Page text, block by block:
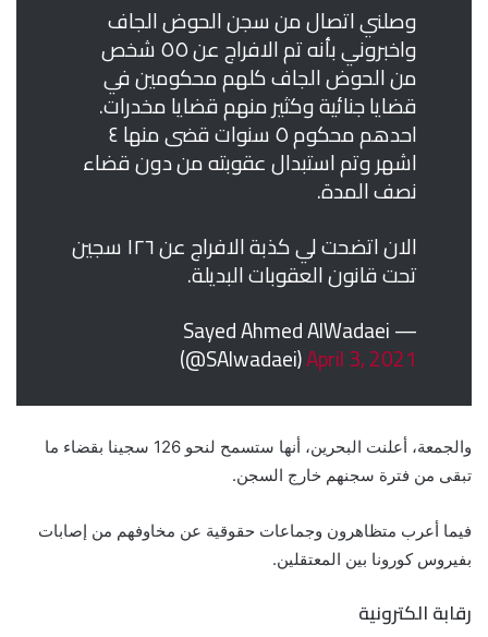
وصلني اتصال من سجن الحوض الجاف
واخبروني بأنه تم الافراج عن ٥٥ شخص
من الحوض الجاف كلهم محكومين في
قضايا جنائية وكثير منهم قضايا مخدرات.
احدهم محكوم ٥ سنوات قضى منها ٤
اشهر وتم استبدال عقوبته من دون قضاء
نصف المدة.
الان اتضحت لي كذبة الافراج عن ١٢٦ سجين
تحت قانون العقوبات البديلة.
— Sayed Ahmed AlWadaei
(@SAlwadaei)April 3, 2021
والجمعة، أعلنت البحرين، أنها ستسمح لنحو 126 سجينا بقضاء ما
تبقى من فترة سجنهم خارج السجن.
فيما أعرب متظاهرون وجماعات حقوقية عن مخاوفهم من إصابات
بفيروس كورونا بين المعتقلين.
رقابة الكترونية